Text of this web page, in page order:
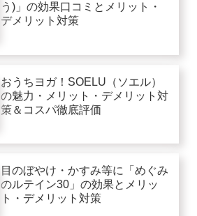
う)」の効果口コミとメリット・
デメリット対策
おうちヨガ！SOELU（ソエル）
の魅力・メリット・デメリット対
策＆コスパ徹底評価
目のぼやけ・かすみ等に「めぐみ
のルテイン30」の効果とメリッ
ト・デメリット対策